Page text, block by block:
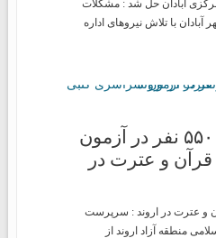
آبادان حل شد : مشکلات
با تلاش نیروهای اداره
شرکت بیش از ۵۵۰ نفر در آزمون
و عترت در
و عترت در اروند : سرپرست
منطقه آزاد اروند از